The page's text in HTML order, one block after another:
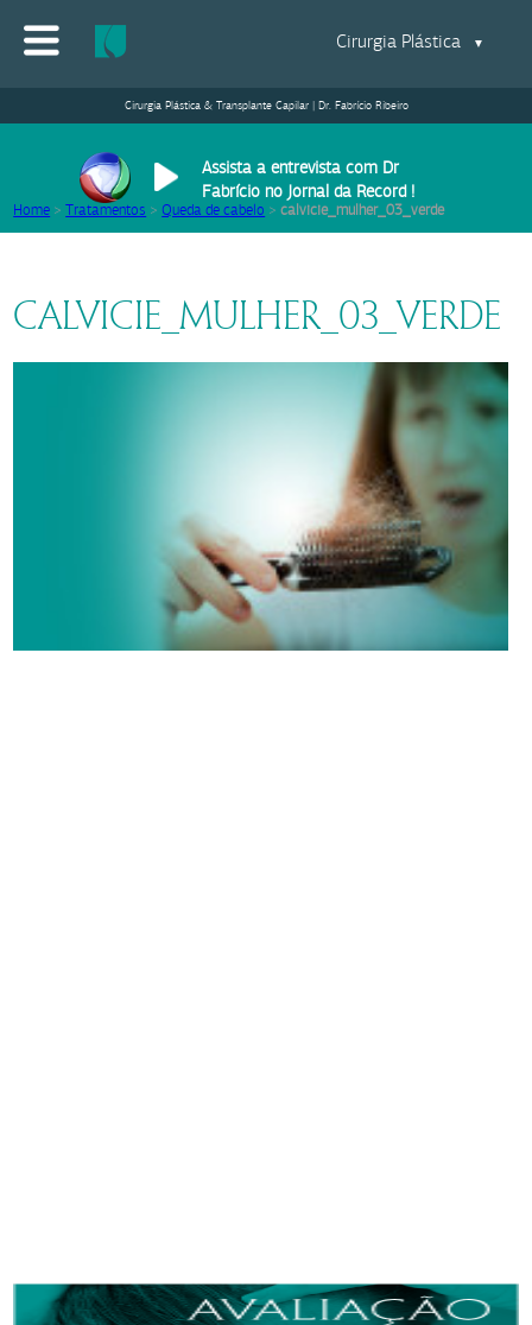
Cirurgia Plástica ▼
Cirurgia Plástica & Transplante Capilar | Dr. Fabrício Ribeiro
Assista a entrevista com Dr
Fabrício no Jornal da Record !
Home >Tratamentos >Queda de cabelo >calvicie_mulher_03_verde
CALVICIE_MULHER_03_VERDE